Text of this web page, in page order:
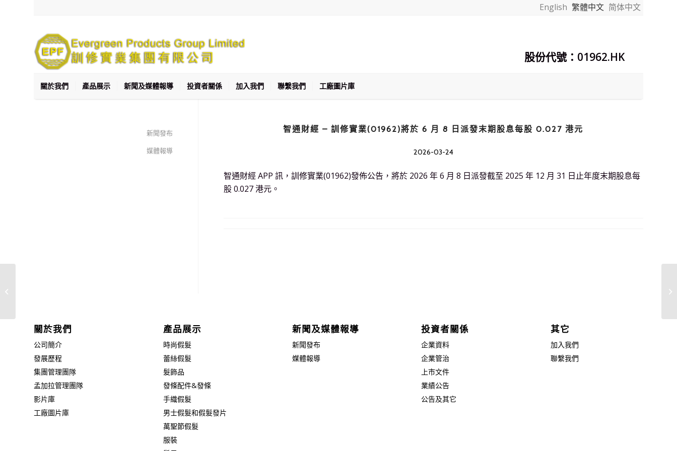
English 繁體中文 简体中文
股份代號：01962.HK
關於我們 產品展示 新聞及媒體報導 投資者關係 加入我們 聯繫我們 工廠圖片庫
智通財經 – 訓修實業(01962)將於 6 月 8 日派發末期股息每股 0.027 港元
2026-03-24
智通財經 APP 訊，訓修實業(01962)發佈公告，將於 2026 年 6 月 8 日派發截至 2025 年 12 月 31 日止年度末期股息每
股 0.027 港元。
新聞發布
媒體報導
關於我們
公司簡介
發展歷程
集團管理團隊
孟加拉管理團隊
影片庫
工廠圖片庫
產品展示
時尚假髮
蕾絲假髮
髮飾品
發條配件&發條
手織假髮
男士假髮和假髮發片
萬聖節假髮
服裝
新聞及媒體報導
新聞發布
媒體報導
投資者關係
企業資料
企業管治
上市文件
業績公告
公告及其它
其它
加入我們
聯繫我們